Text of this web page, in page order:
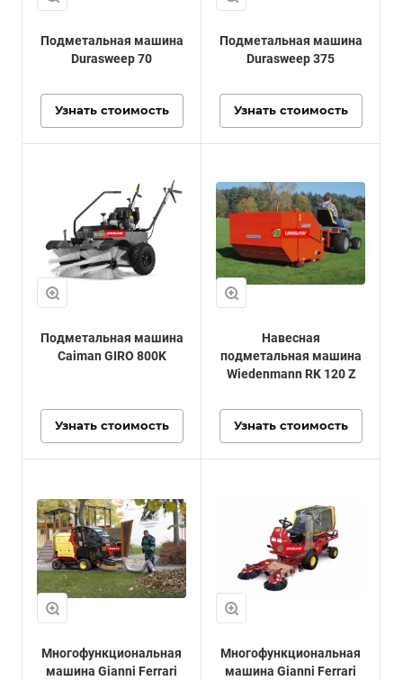
Подметальная машина
Durasweep 70
Узнать стоимость
Подметальная машина
Durasweep 375
Узнать стоимость
Подметальная машина
Caiman GIRO 800K
Узнать стоимость
Навесная
подметальная машина
Wiedenmann RK 120 Z
Узнать стоимость
Многофункциональная
машина Gianni Ferrari
Многофункциональная
машина Gianni Ferrari